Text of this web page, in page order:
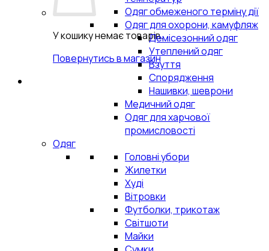
У кошику немає товарів.
Повернутись в магазин
Одяг обмеженого терміну дії
Одяг для охорони, камуфляж
Демісезонний одяг
Утеплений одяг
Взуття
Спорядження
Нашивки, шеврони
Медичний одяг
Одяг для харчової
промисловості
Одяг
Головні убори
Жилетки
Худі
Вітровки
Футболки, трикотаж
Світшоти
Майки